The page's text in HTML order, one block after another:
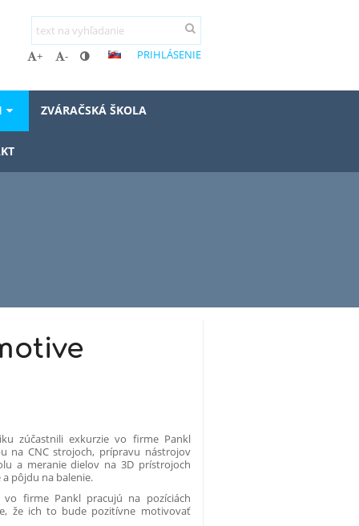
+ - PRIHLÁSENIE
ZVÁRAČSKÁ ŠKOLA
zúčastnili exkurzie vo firme Pankl
na CNC strojoch, prípravu nástrojov
a meranie dielov na 3D prístrojoch
pôjdu na balenie.
firme Pankl pracujú na pozíciách
že ich to bude pozitívne motivovať